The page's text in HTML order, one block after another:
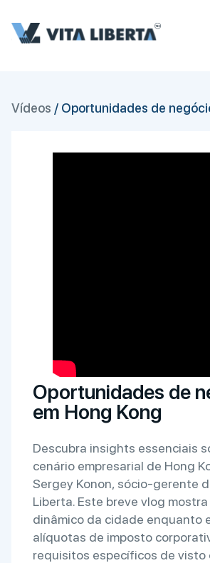
Vídeos / Oportunidades de
Oportunidades de
em Hong Kong
Descubra insights essenciais
cenário empresarial de Hong
Sergey Konon, sócio-gerente
Liberta. Este breve vlog
dinâmico da cidade enquanto
alíquotas de imposto
requisitos específicos de visto